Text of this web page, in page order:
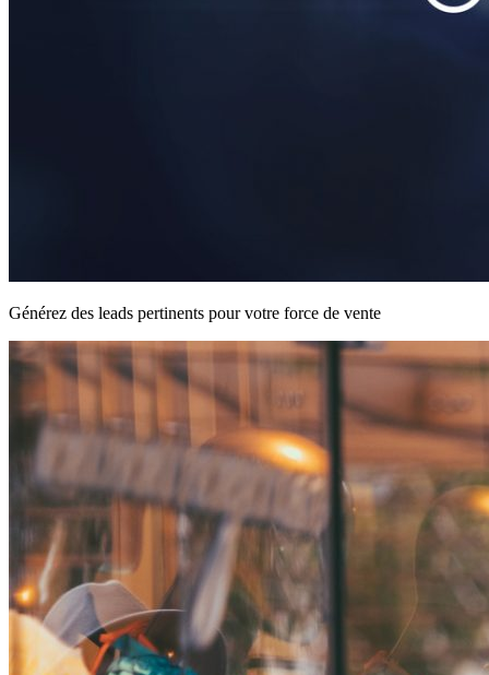
Générez des leads pertinents pour votre force de vente